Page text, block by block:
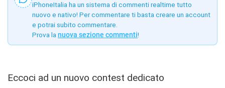
iPhoneItalia ha un sistema di commenti realtime tutto
nuovo e nativo! Per commentare ti basta creare un account
e potrai subito commentare.
Prova la nuova sezione commenti!
Eccoci ad un nuovo contest dedicato